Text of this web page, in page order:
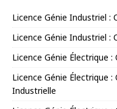
Licence Génie Industriel
Licence Génie Industriel
Licence Génie Électrique
Licence Génie Électrique
Industrielle